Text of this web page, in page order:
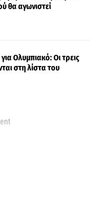
θα αγωνιστεί
Ολυμπιακό: Οι τρεις
στη λίστα του